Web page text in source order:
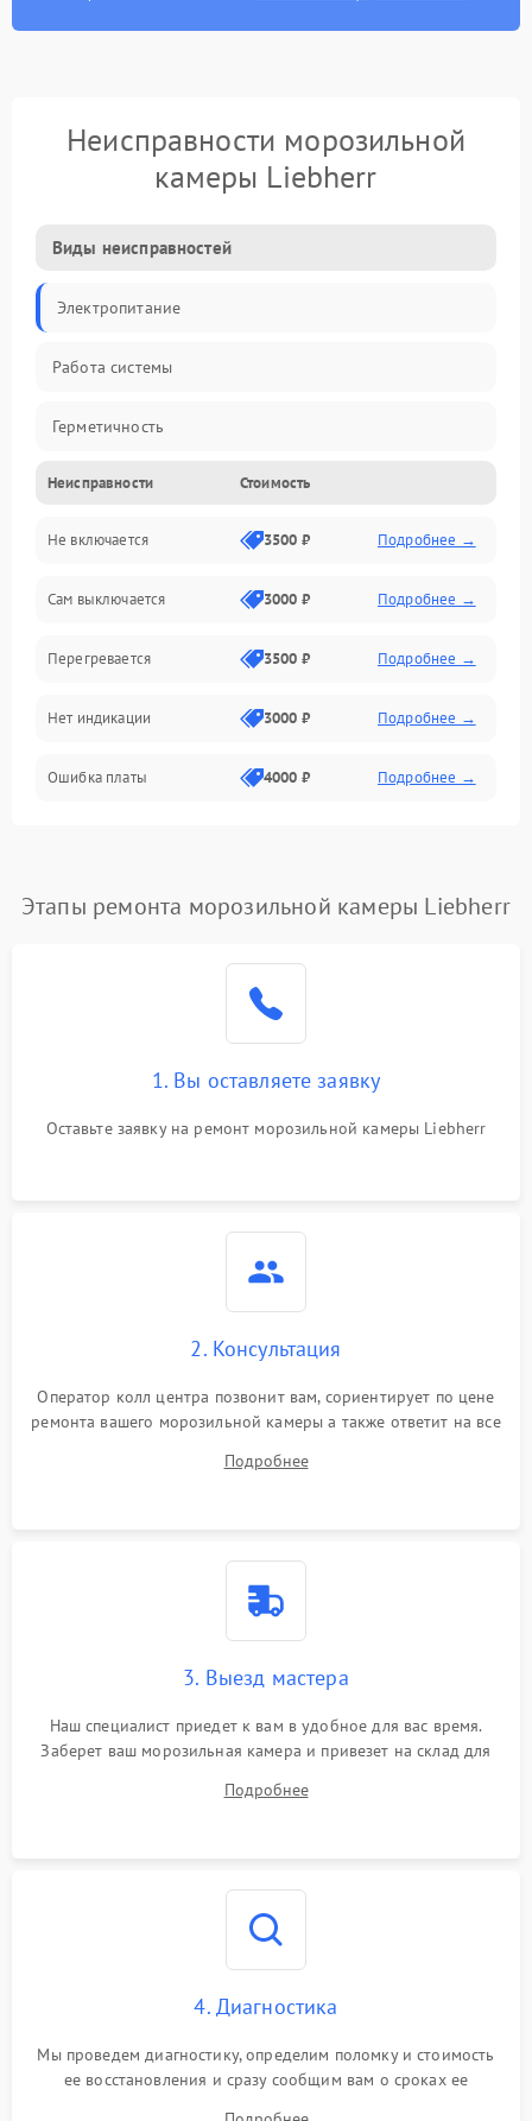
Неисправности морозильной
камеры Liebherr
Виды неисправностей
Электропитание
Работа системы
Герметичность
Механика
Неисправности Стоимость
Не включается 3500 ₽ Подробнее →
Сам выключается 3000 ₽ Подробнее →
Перегревается 3500 ₽ Подробнее →
Нет индикации 3000 ₽ Подробнее →
Ошибка платы 4000 ₽ Подробнее →
Этапы ремонта морозильной камеры Liebherr
1. Вы оставляете заявку
Оставьте заявку на ремонт морозильной камеры Liebherr
2. Консультация
Оператор колл центра позвонит вам, сориентирует по цене
ремонта вашего морозильной камеры а также ответит на все
Подробнее
3. Выезд мастера
Наш специалист приедет к вам в удобное для вас время.
Заберет ваш морозильная камера и привезет на склад для
Подробнее
4. Диагностика
Мы проведем диагностику, определим поломку и стоимость
ее восстановления и сразу сообщим вам о сроках ее